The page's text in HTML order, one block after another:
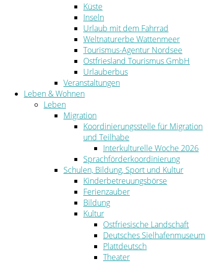
Küste
Inseln
Urlaub mit dem Fahrrad
Weltnaturerbe Wattenmeer
Tourismus-Agentur Nordsee
Ostfriesland Tourismus GmbH
Urlauberbus
Veranstaltungen
Leben & Wohnen
Leben
Migration
Koordinierungsstelle für Migration
und Teilhabe
Interkulturelle Woche 2026
Sprachförderkoordinierung
Schulen, Bildung, Sport und Kultur
Kinderbetreuungsbörse
Ferienzauber
Bildung
Kultur
Ostfriesische Landschaft
Deutsches Sielhafenmuseum
Plattdeutsch
Theater